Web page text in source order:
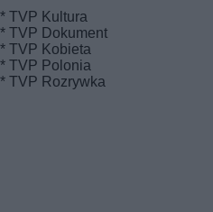
* TVP Kultura
* TVP Dokument
* TVP Kobieta
* TVP Polonia
* TVP Rozrywka